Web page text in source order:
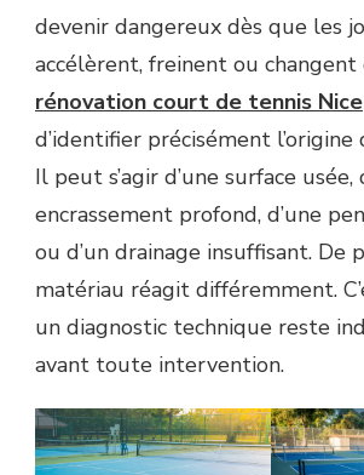
devenir dangereux dès que les
accélèrent, freinent ou changent
rénovation court de tennis Nice
d’identifier précisément
Il peut s’agir d’une surface usée,
encrassement profond, d’une
ou d’un drainage insuffisant. De
matériau réagit différemment.
un diagnostic technique reste
avant toute intervention.